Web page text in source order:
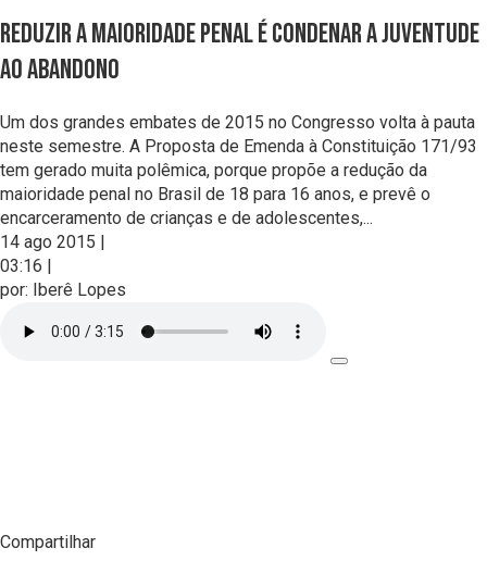
Reduzir a maioridade penal é condenar a juventude
ao abandono
Um dos grandes embates de 2015 no Congresso volta à pauta
neste semestre. A Proposta de Emenda à Constituição 171/93
tem gerado muita polêmica, porque propõe a redução da
maioridade penal no Brasil de 18 para 16 anos, e prevê o
encarceramento de crianças e de adolescentes,...
14 ago 2015 |
03:16 |
por: Iberê Lopes
Compartilhar